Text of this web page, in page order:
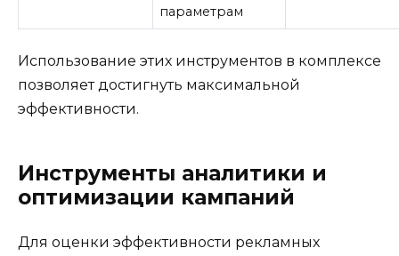
параметрам
Использование этих инструментов в комплексе
позволяет достигнуть максимальной
эффективности.
Инструменты аналитики и
оптимизации кампаний
Для оценки эффективности рекламных